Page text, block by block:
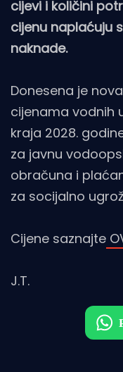
cijevi i količini
cijenu naplaćuju
naknade.
Donesena je
cijenama vodnih
kraja 2028.
za javnu
obračuna i
za socijalno
Cijene saznajte
J.T.